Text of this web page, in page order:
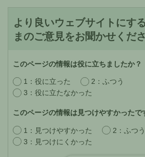
より良いウェブサイトにす
まのご意見をお聞かせくだ
このページの情報は役に立ちましたか？
1：役に立った
2：ふつう
3：役に立たなかった
このページの情報は見つけやすかったで
1：見つけやすかった
2：ふつう
3：見つけにくかった